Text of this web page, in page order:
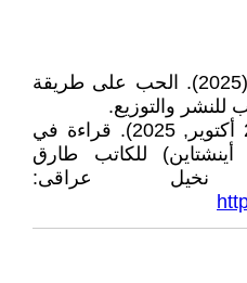
(1) طارق ابراهيم الشناوى. (2025). الحب على طريقة
للنشر والتوزيع.
(2) أحمد فاروق بيضون. (21 أكتوير, 2025). قراءة في
للكاتب طارق
نخيل عراقى: